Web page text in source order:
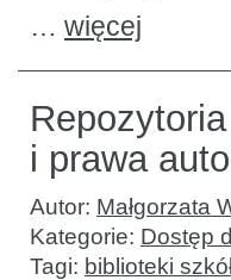
… więcej
i prawa
Autor: Małgorzata
Kategorie: Dostęp
Tagi: biblioteki